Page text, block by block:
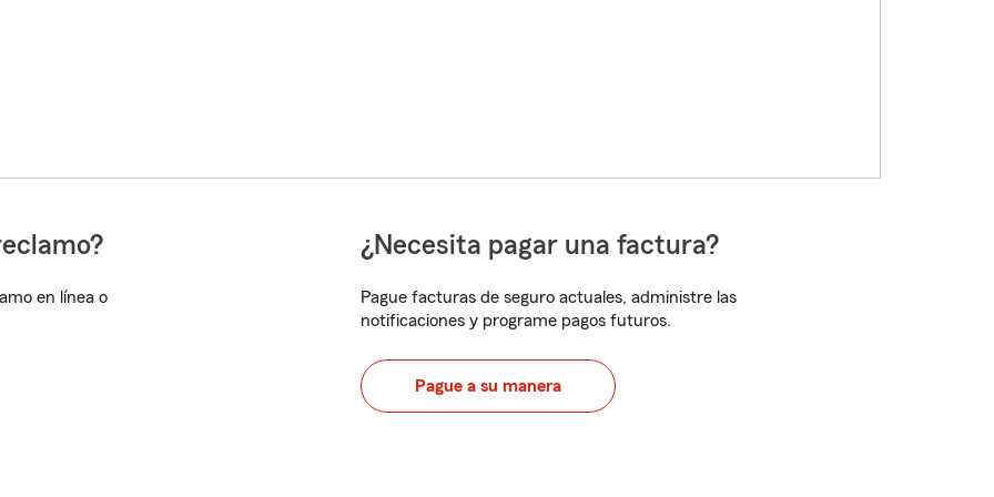
en línea o
¿Necesita pagar una factura?
Pague facturas de seguro actuales, administre las
notificaciones y programe pagos futuros.
Pague a su manera